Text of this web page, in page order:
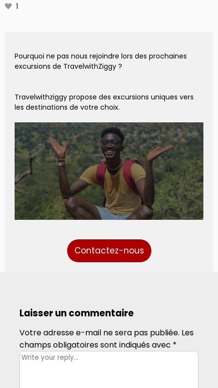
1
Pourquoi ne pas nous rejoindre lors des prochaines
excursions de TravelwithZiggy ?
Travelwithziggy propose des excursions uniques vers
les destinations de votre choix.
Contactez-nous
Laisser un commentaire
Votre adresse e-mail ne sera pas publiée. Les
champs obligatoires sont indiqués avec *